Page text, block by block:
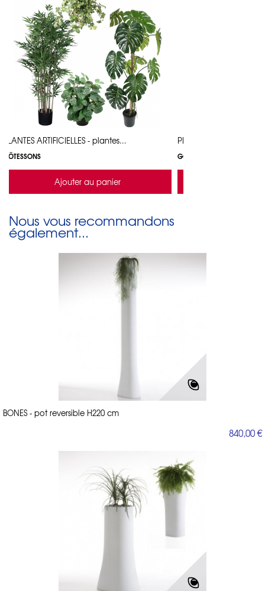
PLANTES ARTIFICIELLES - plantes...
GÖTESSONS
Ajouter au panier
PLANTES
GÖTESSONS
Nous vous recommandons
également...
BONES - pot reversible H220 cm
840,00 €